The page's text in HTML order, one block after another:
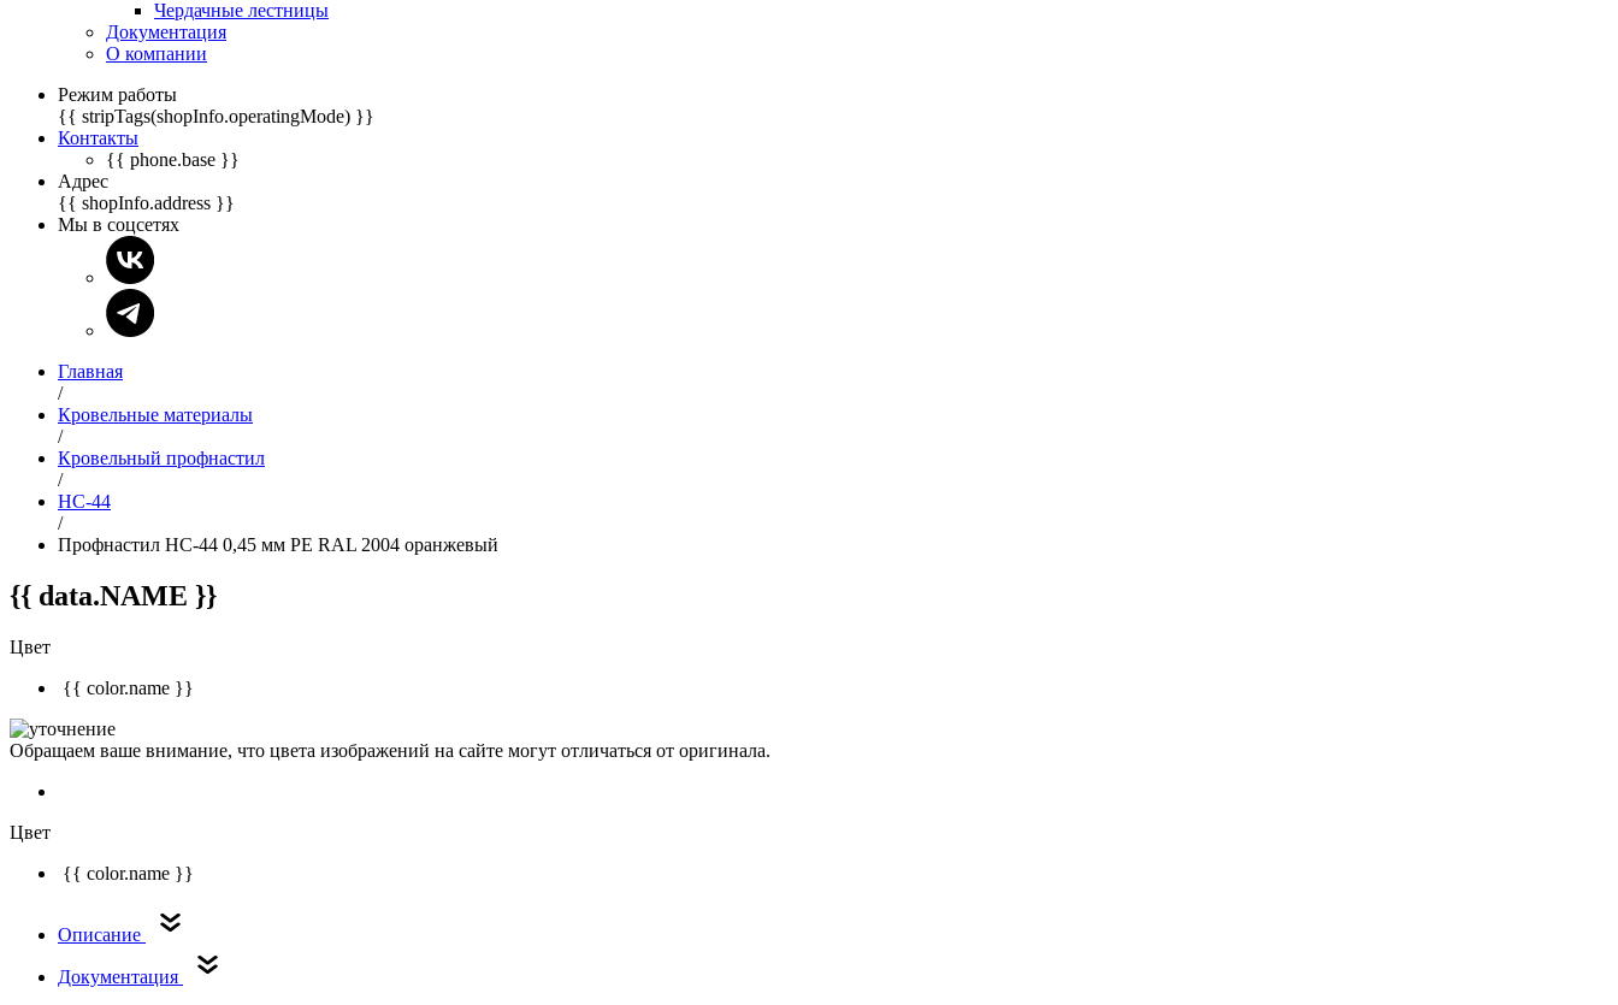
Чердачные лестницы
Документация
О компании
Режим работы
{{ stripTags(shopInfo.operatingMode) }}
Контакты
{{ phone.base }}
Адрес
{{ shopInfo.address }}
Мы в соцсетях
Главная
/
Кровельные материалы
/
Кровельный профнастил
/
НС-44
/
Профнастил НС-44 0,45 мм РЕ RAL 2004 оранжевый
{{ data.NAME }}
Цвет
{{ color.name }}
Обращаем ваше внимание, что цвета изображений на сайте могут отличаться от оригинала.
Цвет
{{ color.name }}
Описание
Документация